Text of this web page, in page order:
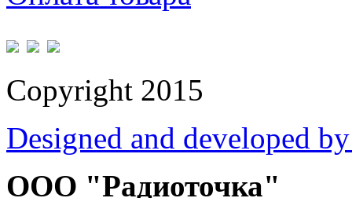
Copyright 2015
Designed and developed
ООО "Радиоточка"